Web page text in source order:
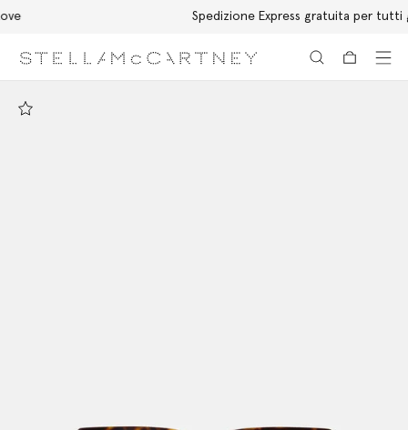
Spedizione Express gratuita per tutti gli ordini